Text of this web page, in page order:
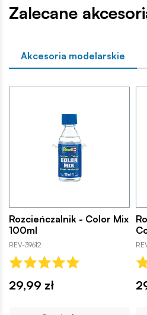
Zalecane
Akcesoria modelarskie
Rozcieńczalnik - Color Mix
100ml
REV-39612
29,99 zł